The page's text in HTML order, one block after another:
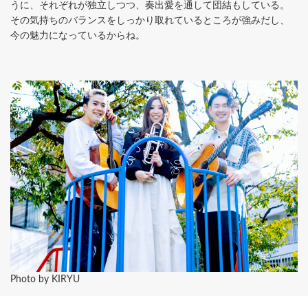
うに、それぞれが独立しつつ、奏出愛を通して団結もしている。
その気持ちのバランスをしっかり取れているところが強みだし、
今の魅力になっているからね。
Photo by KIRYU